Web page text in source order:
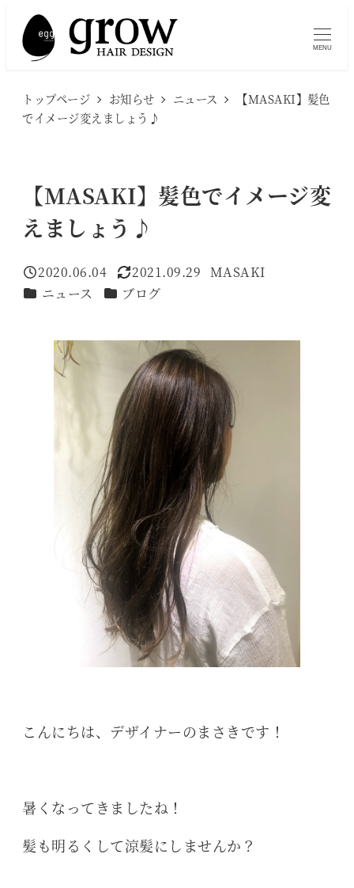
MENU
トップページ お知らせ ニュース
【MASAKI】髪色
でイメージ変えましょう♪
【MASAKI】髪色でイメージ変
えましょう♪
投稿日
2020.06.04
更新日
2021.09.29
著
MASAKI
カテゴリー
ニュース カテゴリー
ブログ
こんにちは、デザイナーのまさきです！
暑くなってきましたね！
髪も明るくして涼髪にしませんか？